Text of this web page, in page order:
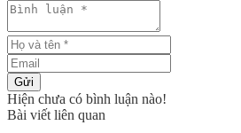
Gửi
Hiện chưa có bình luận nào!
Bài viết liên quan